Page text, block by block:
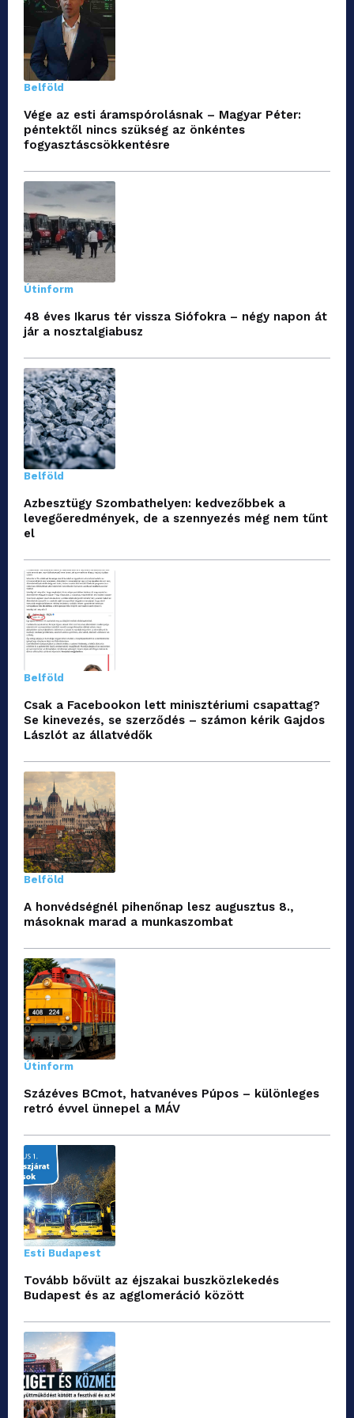
Belföld
Vége az esti áramspórolásnak – Magyar Péter:
péntektől nincs szükség az önkéntes
fogyasztáscsökkentésre
Útinform
48 éves Ikarus tér vissza Siófokra – négy napon át
jár a nosztalgiabusz
Belföld
Azbesztügy Szombathelyen: kedvezőbbek a
levegőeredmények, de a szennyezés még nem tűnt
el
Belföld
Csak a Facebookon lett minisztériumi csapattag?
Se kinevezés, se szerződés – számon kérik Gajdos
Lászlót az állatvédők
Belföld
A honvédségnél pihenőnap lesz augusztus 8.,
másoknak marad a munkaszombat
Útinform
Százéves BCmot, hatvanéves Púpos – különleges
retró évvel ünnepel a MÁV
Esti Budapest
Tovább bővült az éjszakai buszközlekedés
Budapest és az agglomeráció között